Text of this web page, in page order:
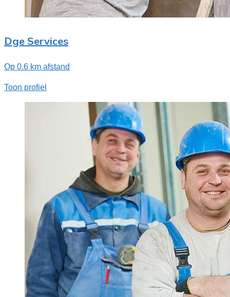
Dge Services
Op 0.6 km afstand
Toon profiel